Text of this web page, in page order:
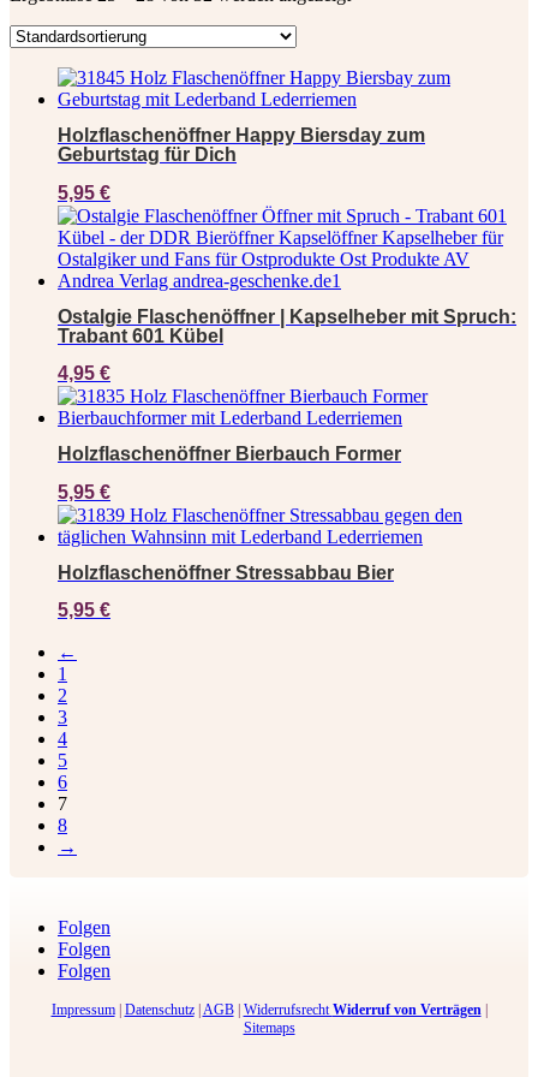
Holzflaschenöffner Happy Biersday zum
Geburtstag für Dich
5,95 €
Ostalgie Flaschenöffner | Kapselheber mit Spruch:
Trabant 601 Kübel
4,95 €
Holzflaschenöffner Bierbauch Former
5,95 €
Holzflaschenöffner Stressabbau Bier
5,95 €
←
1
2
3
4
5
6
7
8
→
Folgen
Folgen
Folgen
Impressum| Datenschutz|AGB| WiderrufsrechtWiderruf von Verträgen|
Sitemaps